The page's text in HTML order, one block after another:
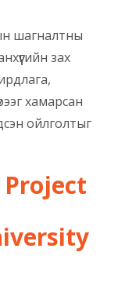
шагналтны
зах
хамарсан
ойлголтыг